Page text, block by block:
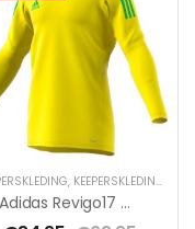
, KEEPERSKLEDING SALE
Adidas Revigo17 GK Unisex